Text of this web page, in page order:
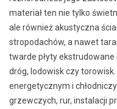
materiał ten nie tylko
ale również akustyczna
stropodachów, a nawet
twarde płyty
dróg, lodowisk czy
energetycznym i
grzewczych, rur, instalacji